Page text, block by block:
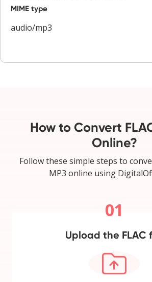
MIME type
audio/mp3
How to Convert
Online?
Follow these simple steps to
MP3 online using
01
Upload the FLAC